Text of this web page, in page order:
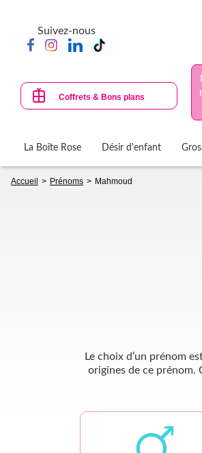
contenu
principal
Suivez-nous
Coffrets & Bons plans
La Boîte Rose Désir d'enfant
d'Ariane
Accueil Prénoms Mahmoud
Le choix d’un prénom
origines de ce prénom.